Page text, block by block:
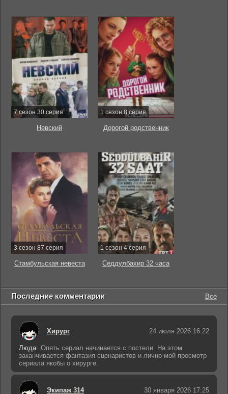
7 сезон 30 серия
Невский
1 сезон 8 серия
Дорогой родственник
3 сезон 87 серия
Стамбульская невеста
1 сезон 4 серия
Седдулбахир 32 часа
Последние комментарии Все
Хирург 24 июля 2026 16:22
Люда: Опять сериал начинается с постели. На этом
заканчивается фантазия сценаристов и лично мой просмотр
сериала якобы о хирурге.
Экипаж 314 30 января 2026 17:25